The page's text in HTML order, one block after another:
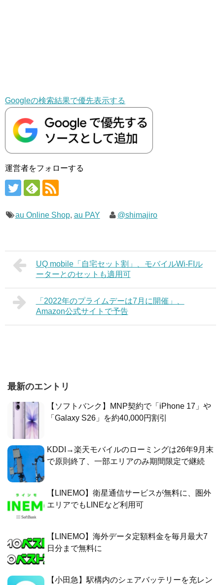
Googleの検索結果で優先表示する
運営者をフォローする
au Online Shop, au PAY @shimajiro
UQ mobile「自宅セット割」、モバイルWi-FIル
ーターとのセットも適用可
「2022年のプライムデーは7月に開催」、
Amazon公式サイトで予告
最新のエントリ
【ソフトバンク】MNP契約で「iPhone 17」や
「Galaxy S26」を約40,000円割引
KDDI→楽天モバイルのローミングは26年9月末
で原則終了、一部エリアのみ期間限定で継続
【LINEMO】衛星通信サービスが無料に、圏外
エリアでもLINEなど利用可
【LINEMO】海外データ定額料金を毎月最大7
日分まで無料に
【小田急】駅構内のシェアバッテリーを充レン